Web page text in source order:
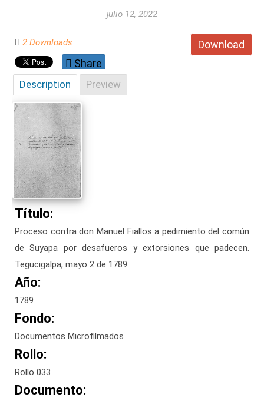
julio 12, 2022
Download
2 Downloads
Share
Description Preview
Título:
Proceso contra don Manuel Fiallos a pedimiento del común
de Suyapa por desafueros y extorsiones que padecen.
Tegucigalpa, mayo 2 de 1789.
Año:
1789
Fondo:
Documentos Microfilmados
Rollo:
Rollo 033
Documento: